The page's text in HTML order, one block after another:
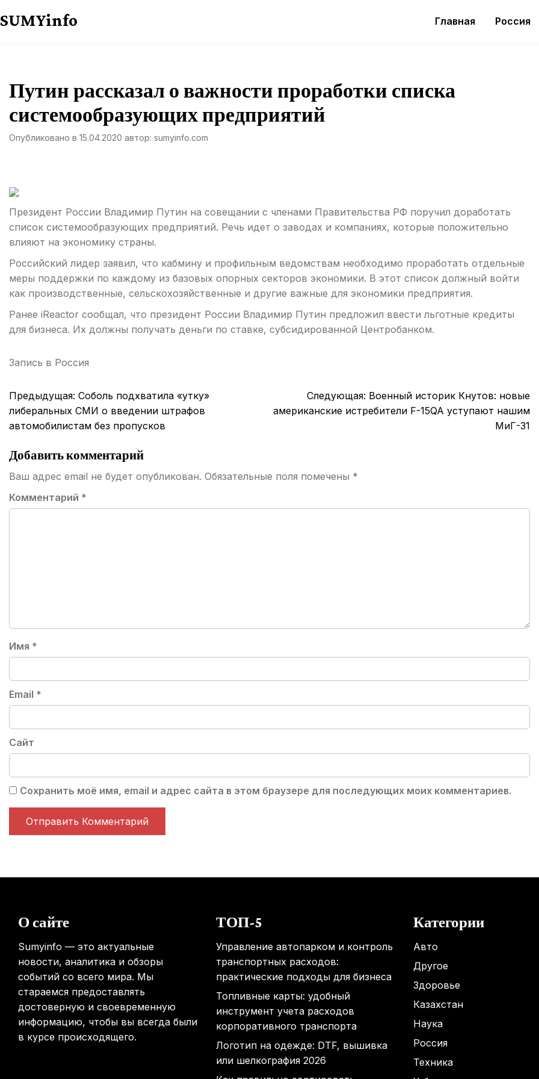
к
SUMYinfo Главная Россия
Путин рассказал о важности проработки списка
системообразующих предприятий
Опубликовано в 15.04.2020 автор: sumyinfo.com
Президент России Владимир Путин на совещании с членами Правительства РФ поручил доработать
список системообразующих предприятий. Речь идет о заводах и компаниях, которые положительно
влияют на экономику страны.
Российский лидер заявил, что кабмину и профильным ведомствам необходимо проработать отдельные
меры поддержки по каждому из базовых опорных секторов экономики. В этот список должный войти
как производственные, сельскохозяйственные и другие важные для экономики предприятия.
Ранее iReactor сообщал, что президент России Владимир Путин предложил ввести льготные кредиты
для бизнеса. Их должны получать деньги по ставке, субсидированной Центробанком.
Запись в Россия
Навигация
по
записям
Предыдущая: Соболь подхватила «утку»
либеральных СМИ о введении штрафов
автомобилистам без пропусков
Следующая: Военный историк Кнутов: новые
американские истребители F-15QA уступают нашим
МиГ-31
Добавить комментарий
Ваш адрес email не будет опубликован. Обязательные поля помечены *
Комментарий *
Имя *
Email *
Сайт
Сохранить моё имя, email и адрес сайта в этом браузере для последующих моих комментариев.
О сайте
Sumyinfo — это актуальные
новости, аналитика и обзоры
событий со всего мира. Мы
стараемся предоставлять
достоверную и своевременную
информацию, чтобы вы всегда были
в курсе происходящего.
ТОП-5
Управление автопарком и контроль
транспортных расходов:
практические подходы для бизнеса
Топливные карты: удобный
инструмент учета расходов
корпоративного транспорта
Логотип на одежде: DTF, вышивка
или шелкография 2026
Категории
Авто
Другое
Здоровье
Казахстан
Наука
Россия
Техника